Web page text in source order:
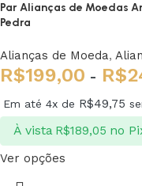
Par Alianças de Moedas
Pedra
Alianças de Moeda,
R$199,00 - R$
Em até 4x de R$49,75
À vista R$189,05 no
Ver opções